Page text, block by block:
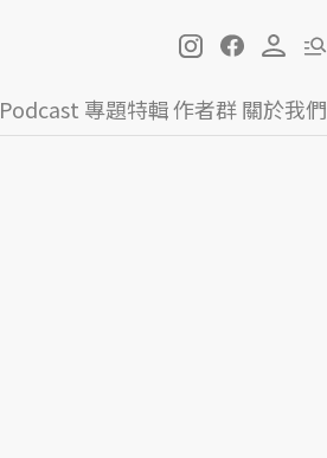
Podcast 專題特輯作者群關於我們